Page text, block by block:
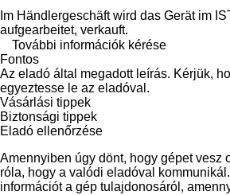
Im Händlergeschäft wird das Gerät im
aufgearbeitet, verkauft.
További információk kérése
Fontos
Az eladó által megadott leírás. Kérjük,
egyeztesse le az eladóval.
Vásárlási tippek
Biztonsági tippek
Eladó ellenőrzése
Amennyiben úgy dönt, hogy gépet vesz
róla, hogy a valódi eladóval
információt a gép tulajdonosáról,